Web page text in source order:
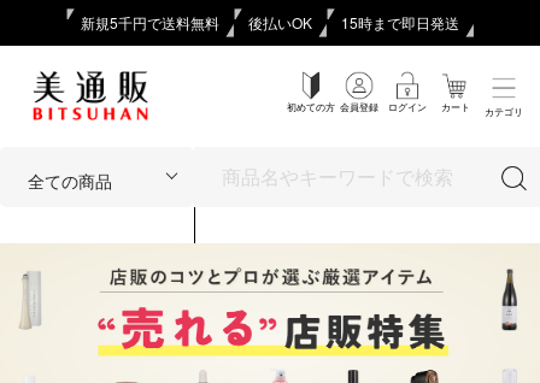
新規5千円で送料無料 後払いOK 15時まで即日発送
初めての方 会員登録 ログイン カート カテゴリ